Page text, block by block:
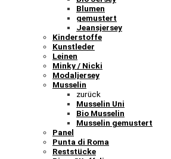
Blumen
gemustert
Jeansjersey
Kinderstoffe
Kunstleder
Leinen
Minky / Nicki
Modaljersey
Musselin
zurück
Musselin Uni
Bio Musselin
Musselin gemustert
Panel
Punta di Roma
Reststücke